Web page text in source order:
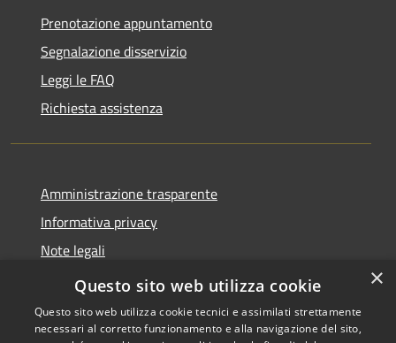
Prenotazione appuntamento
Segnalazione disservizio
Leggi le FAQ
Richiesta assistenza
Amministrazione trasparente
Informativa privacy
Note legali
Dichiarazione di accessibilità
×
Questo sito web utilizza cookie
Questo sito web utilizza cookie tecnici e assimilati strettamente
necessari al corretto funzionamento e alla navigazione del sito,